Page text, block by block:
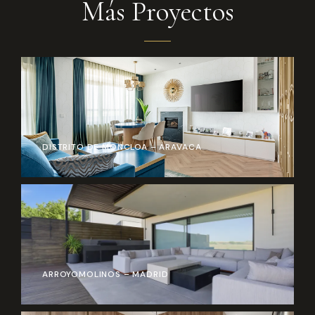
Más Proyectos
DISTRITO DE MONCLOA – ARAVACA
ARROYOMOLINOS – MADRID